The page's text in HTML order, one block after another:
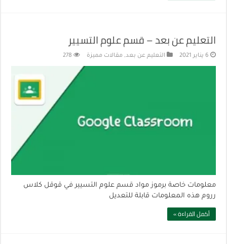
التعليم عن بعد – قسم علوم التسيير
6 يناير 2021 التعليم عن بعد, مقالات مميزة 278
معلومات خاصة برموز مواد قسم علوم التسيير في قوقل كلاس
رروم هذه المعلومات قابلة للتعديل
أكمل القراءة »